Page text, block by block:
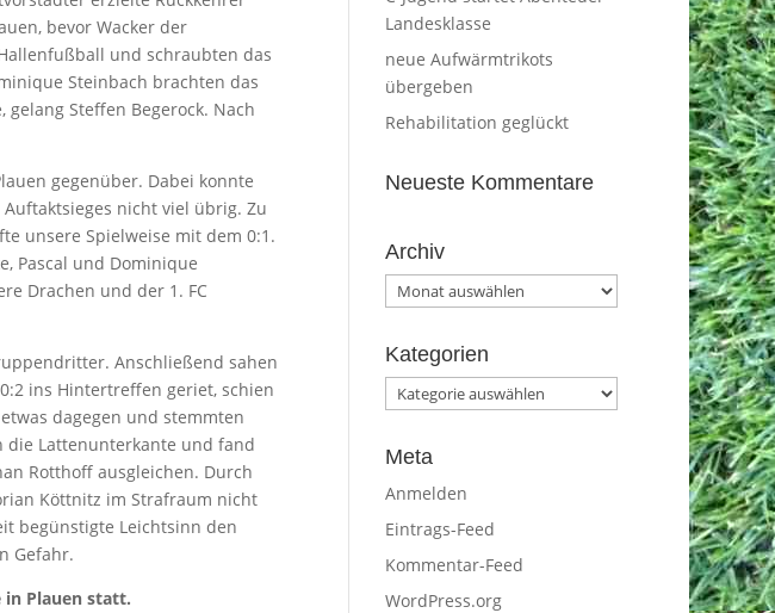
bevor Wacker der
und schraubten das
Steinbach brachten das
Steffen Begerock. Nach
gegenüber. Dabei konnte
nicht viel übrig. Zu
unsere Spielweise mit dem 0:1.
Pascal und Dominique
Drachen und der 1. FC
Anschließend sahen
ins Hintertreffen geriet, schien
dagegen und stemmten
die Lattenunterkante und fand
Rotthoff ausgleichen. Durch
Köttnitz im Strafraum nicht
begünstigte Leichtsinn den
Gefahr.
in Plauen statt.
Landesklasse
neue Aufwärmtrikots
übergeben
Rehabilitation geglückt
Neueste Kommentare
Archiv
Archiv
Kategorien
Kategorien
Meta
Anmelden
Eintrags-Feed
Kommentar-Feed
WordPress.org